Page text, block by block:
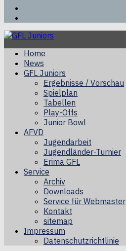
Home
News
GFL Juniors
Ergebnisse / Vorschau
Spielplan
Tabellen
Play-Offs
Junior Bowl
AFVD
Jugendarbeit
Jugendländer-Turnier
Erima GFL
Service
Archiv
Downloads
Service für Webmaster
Kontakt
sitemap
Impressum
Datenschutzrichtlinie